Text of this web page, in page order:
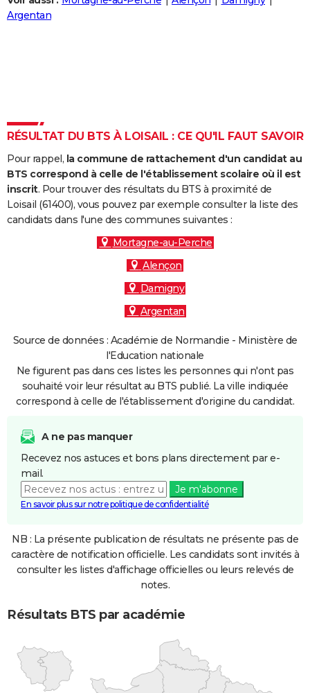
Destinations
City break
Voyage nature
Voyage de noces
Forum
Climat
+
PHOTO
Carte de Noël
Carte Bonne année
Carte Saint-Valentin
Carte Pâques
Carte d'anniversaire
DICTIONNAIRE
Dictionnaire
Biographies
Citations
Expressions
Proverbes
PROGRAMME TV
COPAINS D'AVANT
S'inscrire
Se connecter
Lycées
Collèges
Primaires
Universités
Entreprises
Service militaire
Avis de recherche
AVIS DE DÉCÈS
Argentan
RÉSULTAT DU BTS À LOISAIL : CE QU'IL FAUT SAVOIR
Pour rappel, la commune de rattachement d'un candidat au
BTS correspond à celle de l'établissement scolaire où il est
inscrit. Pour trouver des résultats du BTS à proximité de
Loisail (61400), vous pouvez par exemple consulter la liste des
candidats dans l'une des communes suivantes :
Mortagne-au-Perche
Alençon
Damigny
Argentan
Source de données : Académie de Normandie - Ministère de
l'Education nationale
Ne figurent pas dans ces listes les personnes qui n'ont pas
souhaité voir leur résultat au BTS publié. La ville indiquée
correspond à celle de l'établissement d'origine du candidat.
A ne pas manquer
Recevez nos astuces et bons plans directement par e-
mail.
Je m'abonne
En savoir plus sur notre politique de confidentialité
NB : La présente publication de résultats ne présente pas de
caractère de notification officielle. Les candidats sont invités à
consulter les listes d'affichage officielles ou leurs relevés de
notes.
Résultats BTS par académie